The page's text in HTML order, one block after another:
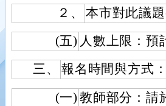
２、
本市對此議
(五) 人數上限：預
三、
報名時間與方式：
(一) 教師部分：請